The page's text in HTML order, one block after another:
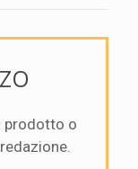
prodotto o